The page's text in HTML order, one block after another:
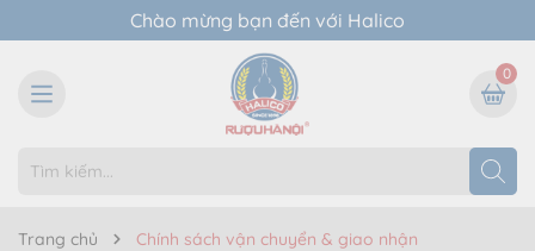
Chào mừng bạn đến với Halico
0
Trang chủ Chính sách vận chuyển & giao nhận